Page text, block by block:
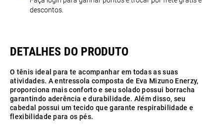
descontos.
O tênis ideal para te acompanhar em todas as suas
atividades. A entressola composta de Eva Mizuno Enerzy,
proporciona mais conforto e seu solado possui borracha
garantindo aderência e durabilidade. Além disso, seu
cabedal possui um tecido que garante respirabilidade e
flexibilidade para os pés.